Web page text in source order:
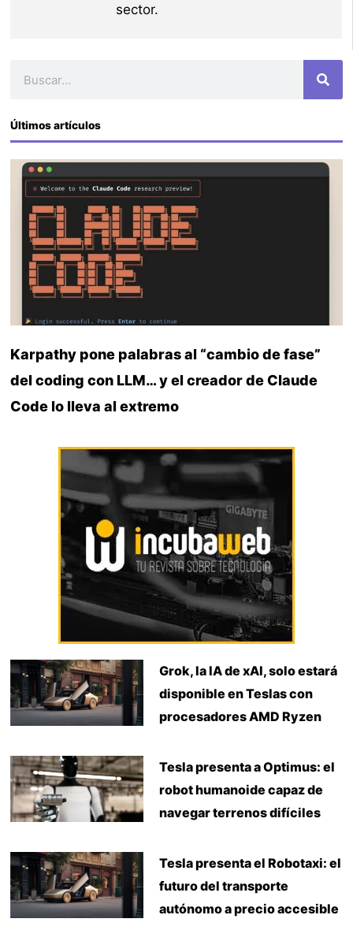
sector.
Últimos artículos
Karpathy pone palabras al “cambio de fase”
del coding con LLM… y el creador de Claude
Code lo lleva al extremo
Grok, la IA de xAI, solo estará
disponible en Teslas con
procesadores AMD Ryzen
Tesla presenta a Optimus: el
robot humanoide capaz de
navegar terrenos difíciles
Tesla presenta el Robotaxi: el
futuro del transporte
autónomo a precio accesible